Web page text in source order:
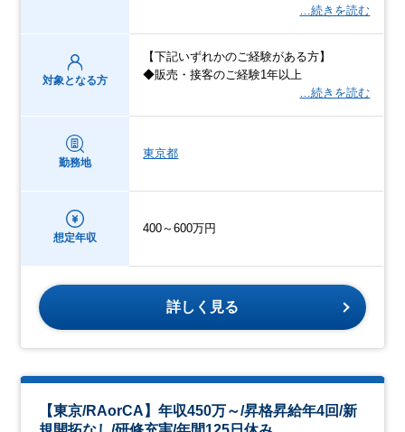
…続きを読む
対象となる方
【下記いずれかのご経験がある方】
◆販売・接客のご経験1年以上
…続きを読む
勤務地
東京都
想定年収
400～600万円
詳しく見る
【東京/RAorCA】年収450万～/昇格昇給年4回/新